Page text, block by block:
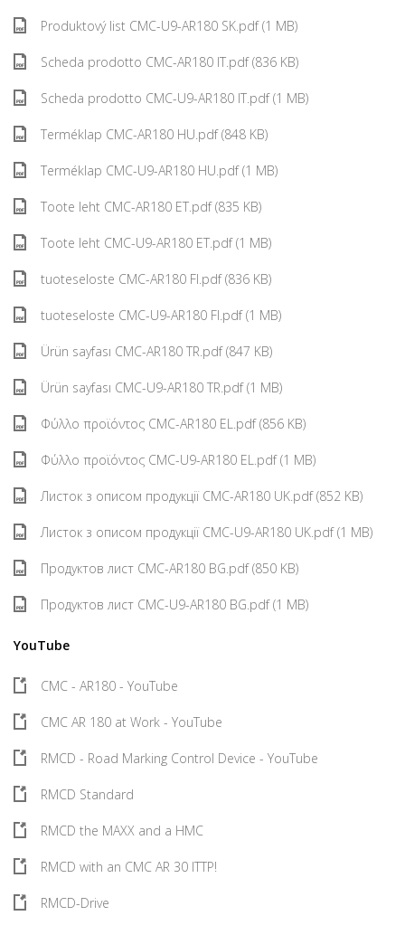
Produktový list CMC-U9-AR180 SK.pdf (1 MB)
Scheda prodotto CMC-AR180 IT.pdf (836 KB)
Scheda prodotto CMC-U9-AR180 IT.pdf (1 MB)
Terméklap CMC-AR180 HU.pdf (848 KB)
Terméklap CMC-U9-AR180 HU.pdf (1 MB)
Toote leht CMC-AR180 ET.pdf (835 KB)
Toote leht CMC-U9-AR180 ET.pdf (1 MB)
tuoteseloste CMC-AR180 FI.pdf (836 KB)
tuoteseloste CMC-U9-AR180 FI.pdf (1 MB)
Ürün sayfası CMC-AR180 TR.pdf (847 KB)
Ürün sayfası CMC-U9-AR180 TR.pdf (1 MB)
Φύλλο προϊόντος CMC-AR180 EL.pdf (856 KB)
Φύλλο προϊόντος CMC-U9-AR180 EL.pdf (1 MB)
Листок з описом продукції CMC-AR180 UK.pdf (852 KB)
Листок з описом продукції CMC-U9-AR180 UK.pdf (1 MB)
Продуктов лист CMC-AR180 BG.pdf (850 KB)
Продуктов лист CMC-U9-AR180 BG.pdf (1 MB)
YouTube
CMC - AR180 - YouTube
CMC AR 180 at Work - YouTube
RMCD - Road Marking Control Device - YouTube
RMCD Standard
RMCD the MAXX and a HMC
RMCD with an CMC AR 30 ITTP!
RMCD-Drive